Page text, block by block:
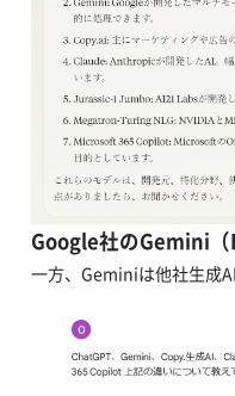
Google社のGemini（
一方、Geminiは他社生成